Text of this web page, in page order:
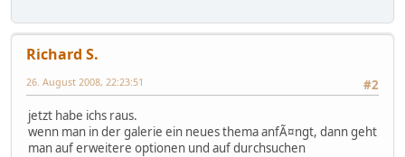
Richard S.
#2
26. August 2008, 22:23:51
jetzt habe ichs raus.
wenn man in der galerie ein neues thema anfÃ¤ngt, dann geht
man auf erweitere optionen und auf durchsuchen